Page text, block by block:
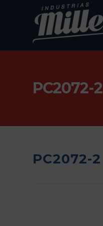
PC2072-2
PC2072-2